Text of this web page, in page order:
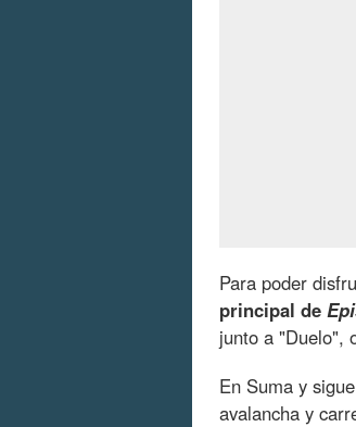
Para poder
principal de
junto a "Duelo",
En Suma y
avalancha y